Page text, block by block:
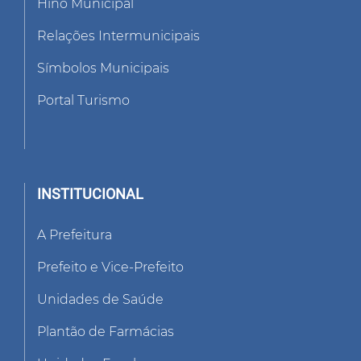
Hino Municipal
Relações Intermunicipais
Símbolos Municipais
Portal Turismo
INSTITUCIONAL
A Prefeitura
Prefeito e Vice-Prefeito
Unidades de Saúde
Plantão de Farmácias